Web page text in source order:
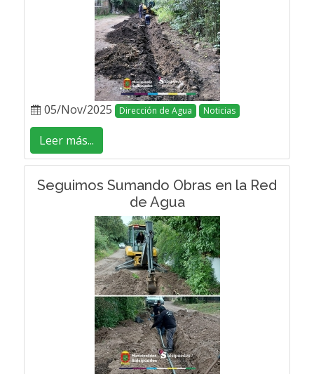
05/Nov/2025 Dirección de Agua Noticias
Leer más...
Seguimos Sumando Obras en la Red
de Agua